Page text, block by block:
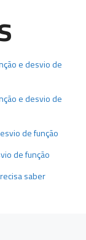
e desvio de
e desvio de
de função
de função
saber